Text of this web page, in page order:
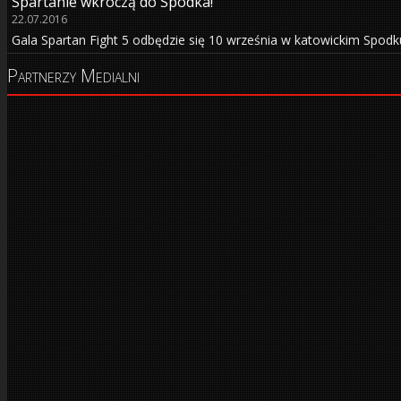
22.07.2016
Gala Spartan Fight 5 odbędzie się 10 września w katowickim
Partnerzy Medialni